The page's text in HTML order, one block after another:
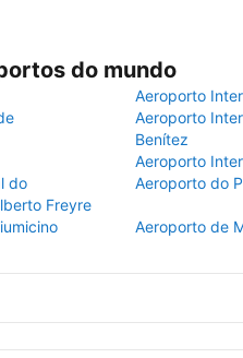
do mundo
Aeroporto
Aeroporto
Benítez
Aeroporto
do
Freyre
Aeroporto do
Aeroporto de